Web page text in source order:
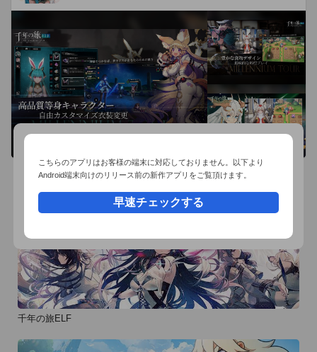
おすすめ事前予約アプリ
千年の旅ELF
こちらのアプリはお客様の端末に対応しておりません。以下より
Android端末向けのリリース前の新作アプリをご覧頂けます。
早速チェックする